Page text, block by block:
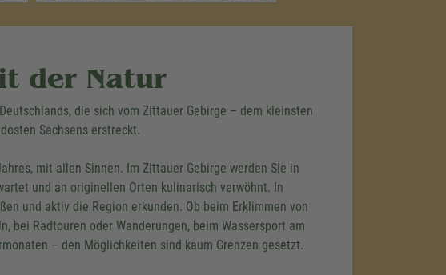
der Natur
die sich vom Zittauer Gebirge – dem kleinsten
Sachsens erstreckt.
mit allen Sinnen. Im Zittauer Gebirge werden Sie in
und an originellen Orten kulinarisch verwöhnt. In
und aktiv die Region erkunden. Ob beim Erklimmen von
bei Radtouren oder Wanderungen, beim Wassersport am
– den Möglichkeiten sind kaum Grenzen gesetzt.